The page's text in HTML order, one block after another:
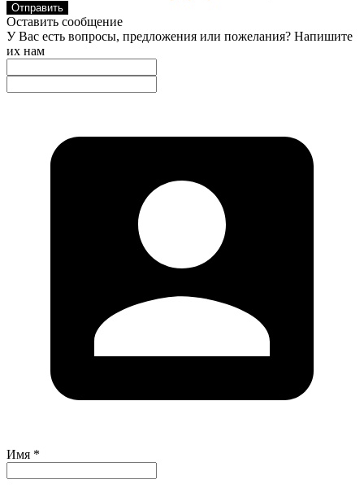
Отправить
Оставить сообщение
У Вас есть вопросы, предложения или пожелания? Напишите
их нам
Имя *